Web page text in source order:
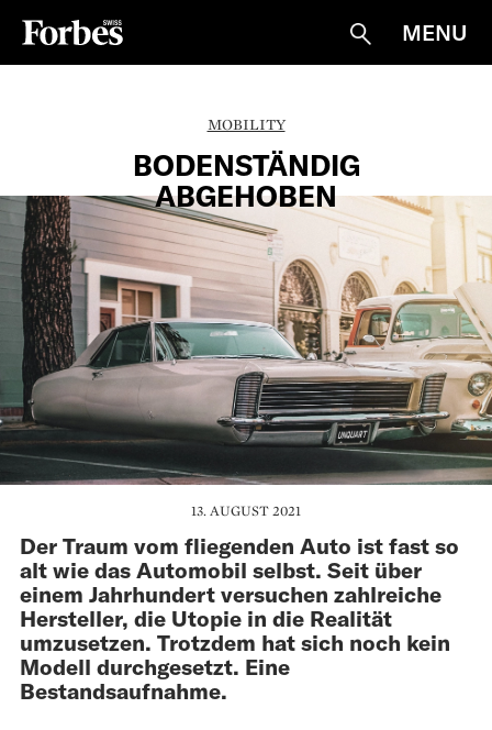
Suche
MENU
MOBILITY
BODENSTÄNDIG
ABGEHOBEN
13. AUGUST 2021
Der Traum vom fliegenden Auto ist fast so
alt wie das Automobil selbst. Seit über
einem Jahrhundert versuchen zahlreiche
Hersteller, die Utopie in die Realität
umzusetzen. Trotzdem hat sich noch kein
Modell durchgesetzt. Eine
Bestandsaufnahme.